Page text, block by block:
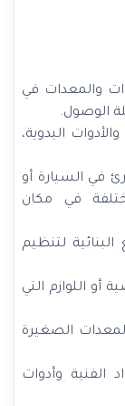
والمعدات في
الوصول.
اليدوية،
في السيارة أو
في مكان
لتنظيم
أو اللوازم التي
الصغيرة
الفنية وأدوات